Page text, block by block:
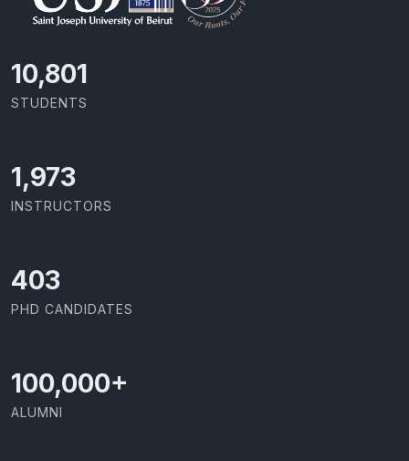
11,727
STUDENTS
2,142
INSTRUCTORS
437
PHD CANDIDATES
100,000+
ALUMNI